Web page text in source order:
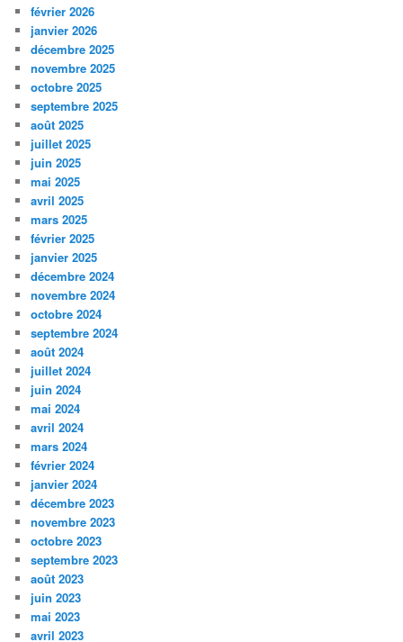
février 2026
janvier 2026
décembre 2025
novembre 2025
octobre 2025
septembre 2025
août 2025
juillet 2025
juin 2025
mai 2025
avril 2025
mars 2025
février 2025
janvier 2025
décembre 2024
novembre 2024
octobre 2024
septembre 2024
août 2024
juillet 2024
juin 2024
mai 2024
avril 2024
mars 2024
février 2024
janvier 2024
décembre 2023
novembre 2023
octobre 2023
septembre 2023
août 2023
juin 2023
mai 2023
avril 2023